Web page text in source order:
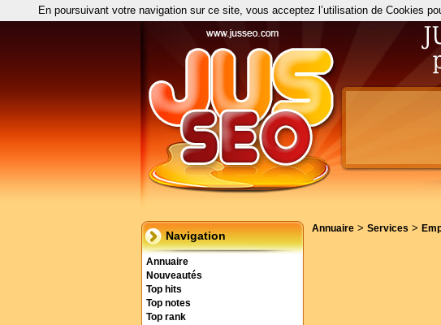
Navigation
Annuaire
Nouveautés
Top hits
Top notes
Top rank
Annuaire > Services >
En poursuivant votre navigation sur ce site, vous acceptez l’utilisation de Cookies